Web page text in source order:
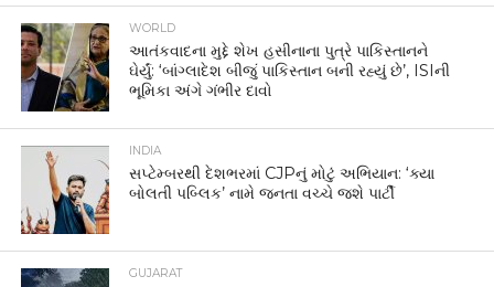
WORLD
આતંકવાદના મુદ્દે શેખ હસીનાના પુત્રે પાકિસ્તાનને
ઘેર્યું: ‘બાંગ્લાદેશ બીજું પાકિસ્તાન બની રહ્યું છે’, ISIની
ભૂમિકા અંગે ગંભીર દાવો
INDIA
સપ્ટેમ્બરથી દેશભરમાં CJPનું મોટું અભિયાન: ‘ક્યા
બોલતી પબ્લિક’ નામે જનતા વચ્ચે જશે પાર્ટી
GUJARAT